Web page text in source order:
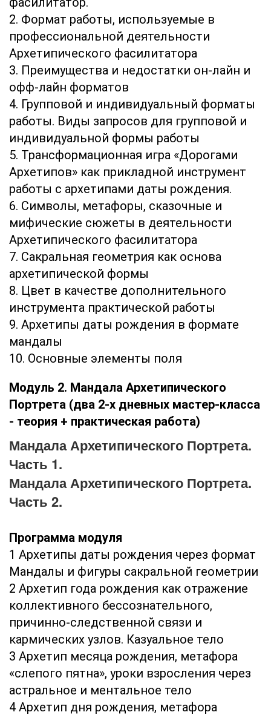
2. Формат работы, используемые в
профессиональной деятельности
Архетипического фасилитатора
3. Преимущества и недостатки он-лайн и
офф-лайн форматов
4. Групповой и индивидуальный форматы
работы. Виды запросов для групповой и
индивидуальной формы работы
5. Трансформационная игра «Дорогами
Архетипов» как прикладной инструмент
работы с архетипами даты рождения.
6. Символы, метафоры, сказочные и
мифические сюжеты в деятельности
Архетипического фасилитатора
7. Сакральная геометрия как основа
архетипической формы
8. Цвет в качестве дополнительного
инструмента практической работы
9. Архетипы даты рождения в формате
мандалы
10. Основные элементы поля
Модуль 2. Мандала Архетипического
Портрета (два 2-х дневных мастер-класса
- теория + практическая работа)
Мандала Архетипического Портрета.
Часть 1.
Мандала Архетипического Портрета.
Часть 2.
Программа модуля
1 Архетипы даты рождения через формат
Мандалы и фигуры сакральной геометрии
2 Архетип года рождения как отражение
коллективного бессознательного,
причинно-следственной связи и
кармических узлов. Казуальное тело
3 Архетип месяца рождения, метафора
«слепого пятна», уроки взросления через
астральное и ментальное тело
4 Архетип дня рождения, метафора